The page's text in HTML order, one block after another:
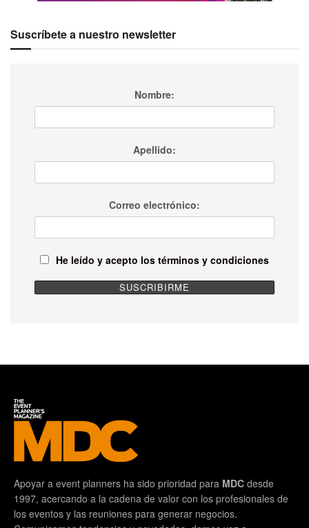
Suscríbete a nuestro newsletter
Nombre:
Apellido:
Correo electrónico:
He leído y acepto los términos y condiciones
Apoyar a event planners ha sido prioridad para MDC desde
1997, acercando a la cadena de valor con los profesionales de
los eventos y las reuniones para generar negocios.